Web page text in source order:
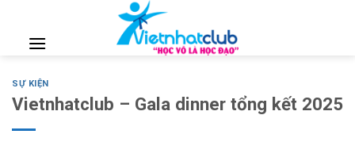
content
SỰ KIỆN
Vietnhatclub – Gala dinner tổng kết 2025